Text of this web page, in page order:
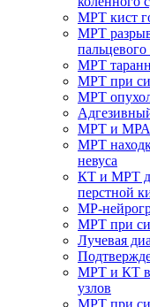
МРТ кист
МРТ
пальцевого
МРТ
МРТ при
МРТ
МРТ и МРА
МРТ
невуса
КТ и МРТ
перстной
МР-
МРТ при
Лучевая
МРТ и КТ
узлов
МРТ при